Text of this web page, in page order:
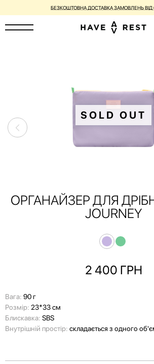
БЕЗКОШТОВНА ДОСТАВКА ЗАМОВЛЕНЬ ВІД
SOLD OUT
ОРГАНАЙЗЕР ДЛЯ
JOURNEY
2 400 ГРН
Вага: 90 г
Розмір: 23*33 см
Блискавка: SBS
Внутрішній простір: складається з одного